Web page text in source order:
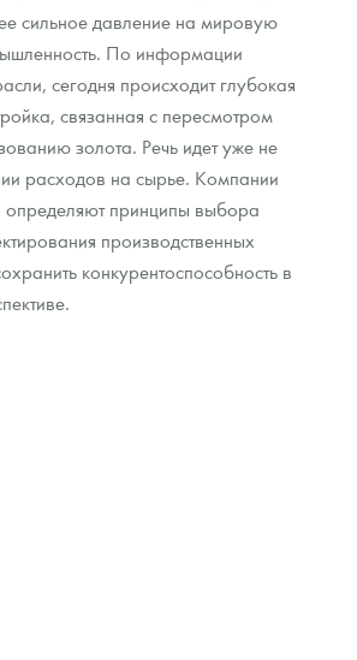
монет
сильное давление на мировую
По информации
сегодня происходит глубокая
связанная с пересмотром
золота. Речь идет уже не
расходов на сырье. Компании
определяют принципы выбора
производственных
конкурентоспособность в